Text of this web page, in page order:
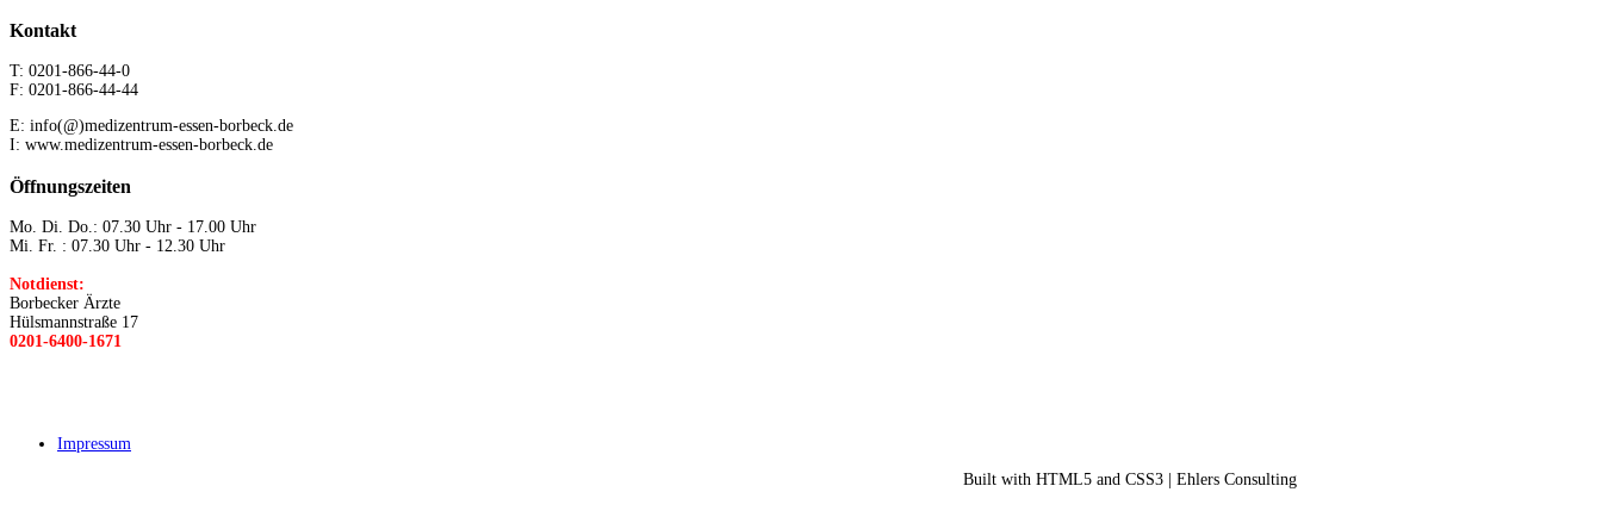
Kontakt
T: 0201-866-44-0
F: 0201-866-44-44
E: info(@)medizentrum-essen-borbeck.de
I: www.medizentrum-essen-borbeck.de
Öffnungszeiten
Mo. Di. Do.: 07.30 Uhr - 17.00 Uhr
Mi. Fr. : 07.30 Uhr - 12.30 Uhr
Notdienst:
Borbecker Ärzte
Hülsmannstraße 17
0201-6400-1671
Impressum
Built with HTML5 and CSS3 | Ehlers Consulting